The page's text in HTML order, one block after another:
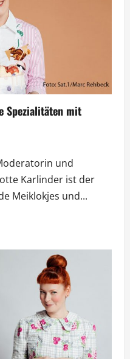
Spezialitäten mit
und
Karlinder ist der
Meiklokjes und...